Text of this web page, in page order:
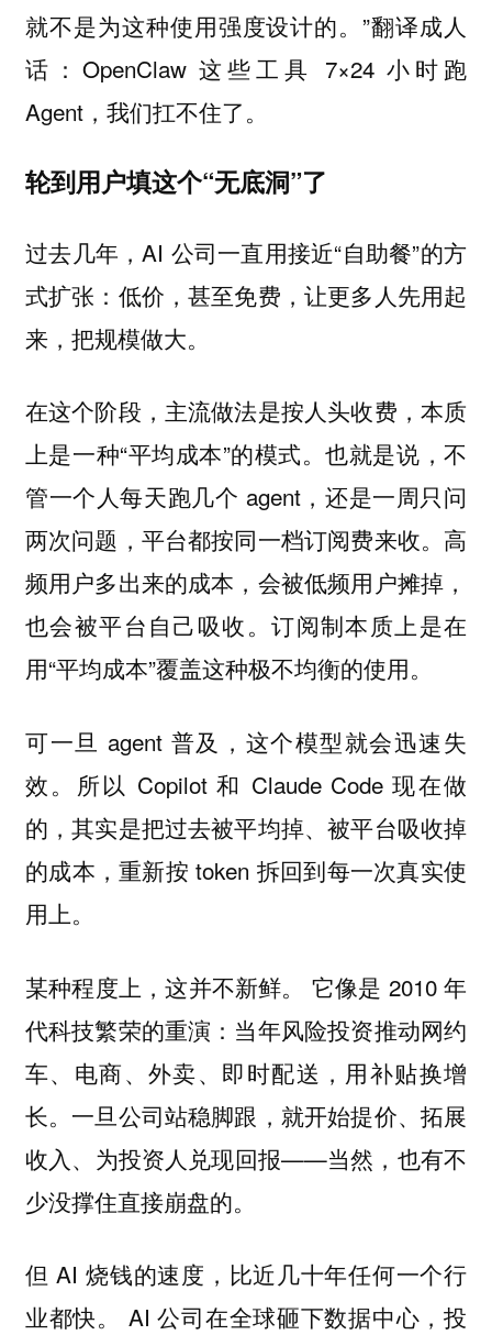
就不是为这种使用强度设计的。”翻译成人
话：OpenClaw 这些工具 7×24 小时跑
Agent，我们扛不住了。
轮到用户填这个“无底洞”了
过去几年，AI 公司一直用接近“自助餐”的方
式扩张：低价，甚至免费，让更多人先用起
来，把规模做大。
在这个阶段，主流做法是按人头收费，本质
上是一种“平均成本”的模式。也就是说，不
管一个人每天跑几个 agent，还是一周只问
两次问题，平台都按同一档订阅费来收。高
频用户多出来的成本，会被低频用户摊掉，
也会被平台自己吸收。订阅制本质上是在
用“平均成本”覆盖这种极不均衡的使用。
可一旦 agent 普及，这个模型就会迅速失
效。所以 Copilot 和 Claude Code 现在做
的，其实是把过去被平均掉、被平台吸收掉
的成本，重新按 token 拆回到每一次真实使
用上。
某种程度上，这并不新鲜。 它像是 2010 年
代科技繁荣的重演：当年风险投资推动网约
车、电商、外卖、即时配送，用补贴换增
长。一旦公司站稳脚跟，就开始提价、拓展
收入、为投资人兑现回报——当然，也有不
少没撑住直接崩盘的。
但 AI 烧钱的速度，比近几十年任何一个行
业都快。 AI 公司在全球砸下数据中心，投